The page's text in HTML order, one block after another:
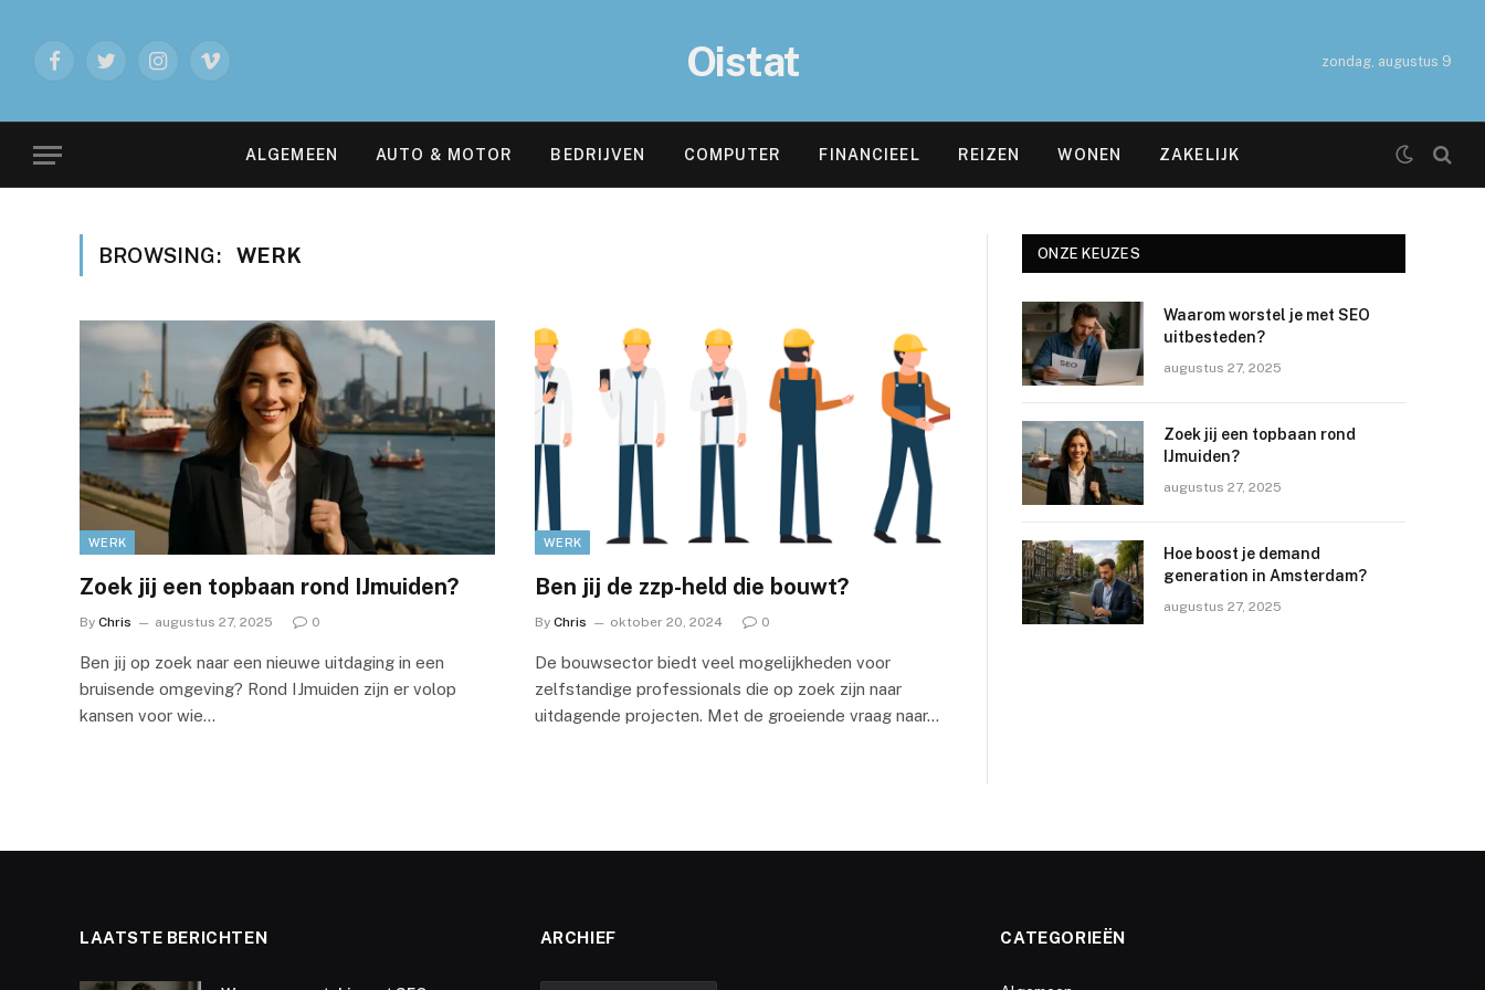
FacebookTwitterInstagramVimeo Oistat zondag, augustus 9
ALGEMEEN AUTO & MOTOR BEDRIJVEN COMPUTER FINANCIEEL REIZEN WONEN ZAKELIJK
BROWSING: WERK
WERK
Zoek jij een topbaan rond IJmuiden?
By Chris augustus 27, 2025 0
Ben jij op zoek naar een nieuwe uitdaging in een
bruisende omgeving? Rond IJmuiden zijn er volop
kansen voor wie…
WERK
Ben jij de zzp-held die bouwt?
By Chris oktober 20, 2024 0
De bouwsector biedt veel mogelijkheden voor
zelfstandige professionals die op zoek zijn naar
uitdagende projecten. Met de groeiende vraag naar…
ONZE KEUZES
Waarom worstel je met SEO
uitbesteden?
augustus 27, 2025
Zoek jij een topbaan rond
IJmuiden?
augustus 27, 2025
Hoe boost je demand
generation in Amsterdam?
augustus 27, 2025
LAATSTE BERICHTEN ARCHIEF CATEGORIEËN